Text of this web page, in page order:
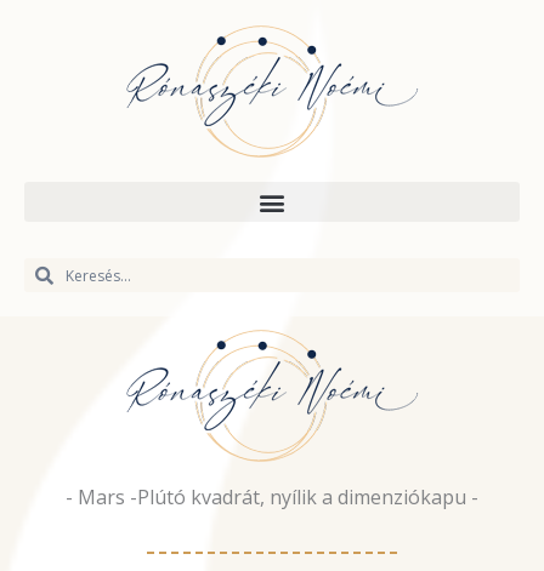
Keresés
Keresés
- Mars -Plútó kvadrát, nyílik a dimenziókapu -